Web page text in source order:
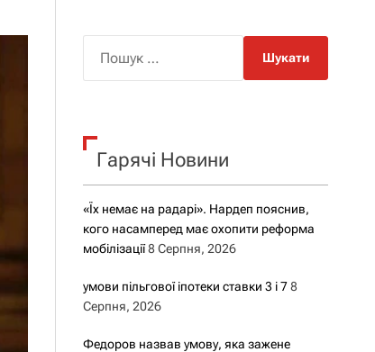
о
в
о
г
у
к
Гарячі Новини
«Їх немає на радарі». Нардеп пояснив,
кого насамперед має охопити реформа
мобілізації 8 Серпня, 2026
умови пільгової іпотеки ставки 3 і 7 8
Серпня, 2026
Федоров назвав умову, яка зажене